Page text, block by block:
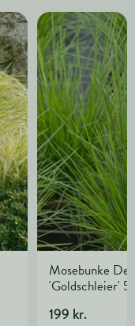
Mosebunke
'Goldschleier'
199 kr.